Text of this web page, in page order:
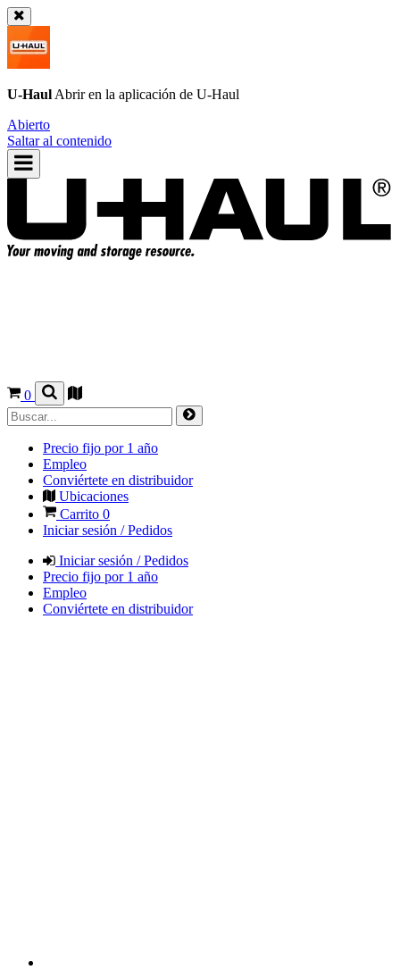
U-Haul Abrir en la aplicación de U-Haul
Abierto
Saltar al contenido
0
Precio fijo por 1 año
Empleo
Conviértete en distribuidor
Ubicaciones
Carrito 0
Iniciar sesión / Pedidos
Iniciar sesión / Pedidos
Precio fijo por 1 año
Empleo
Conviértete en distribuidor